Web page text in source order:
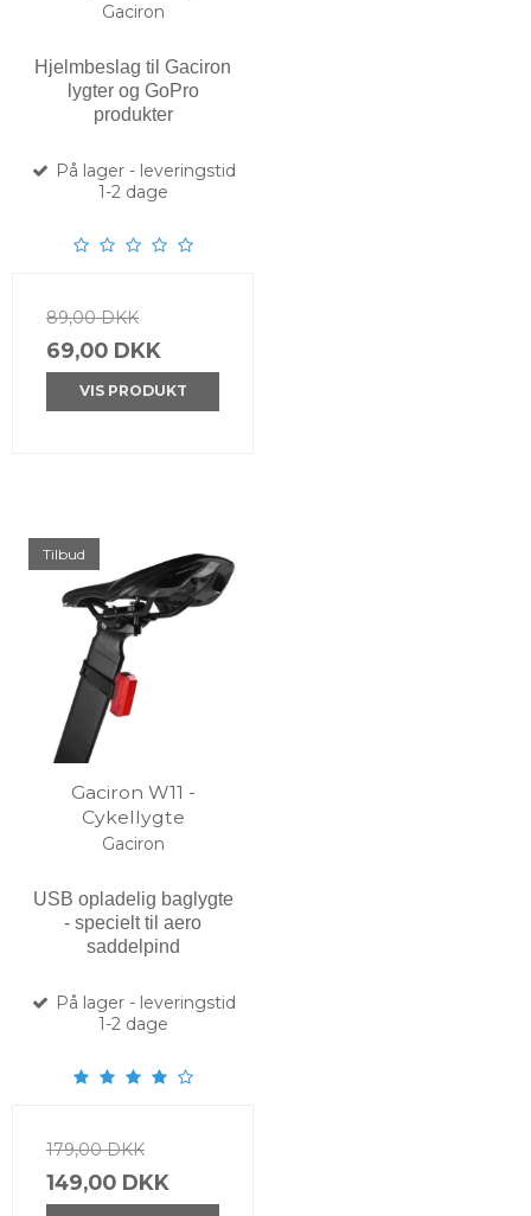
Gaciron
Hjelmbeslag til Gaciron
lygter og GoPro
produkter
På lager - leveringstid
1-2 dage
89,00 DKK
69,00 DKK
VIS PRODUKT
Tilbud
Gaciron W11 -
Cykellygte
Gaciron
USB opladelig baglygte
- specielt til aero
saddelpind
På lager - leveringstid
1-2 dage
179,00 DKK
149,00 DKK